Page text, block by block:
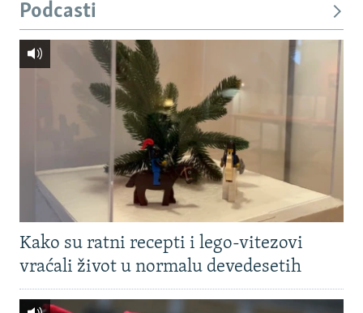
Podcasti
Kako su ratni recepti i lego-vitezovi
vraćali život u normalu devedesetih